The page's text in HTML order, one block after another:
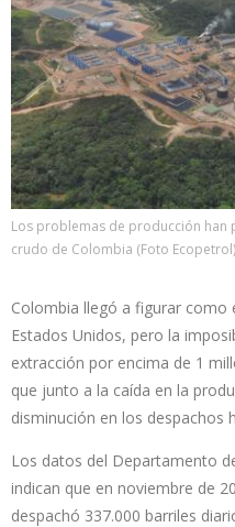
Los problemas de producción
crudo de Colombia (Foto Ecopetrol)
Colombia llegó a figurar
Estados Unidos, pero la
extracción por encima de 1
que junto a la caída en la
disminución en los despachos
Los datos del Departamento
indican que en noviembre de
despachó 337.000 barriles